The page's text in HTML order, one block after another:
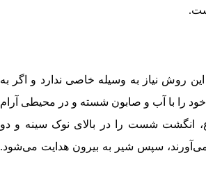
روش نیاز به وسیله خاصی ندارد و اگر به
خود را با آب و صابون شسته و در محیطی آرام
انگشت شست را در بالای نوک سینه و دو
سپس شیر به بیرون هدایت می‌شود.